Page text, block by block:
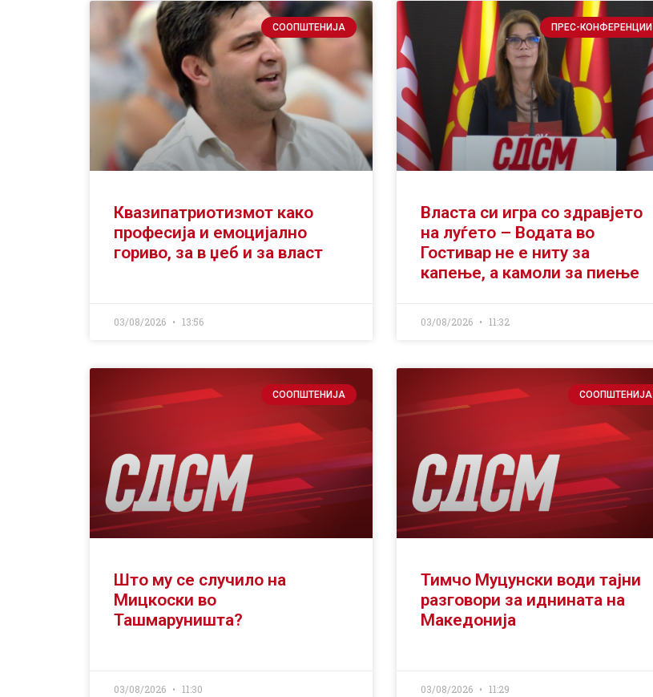
СООПШТЕНИЈА
Квазипатриотизмот како
професија и емоцијално
гориво, за в џеб и за власт
03/08/2026 13:56
ПРЕС-КОНФЕРЕНЦИИ
Власта си игра со здравјето
на луѓето – Водата во
Гостивар не е ниту за
капење, а камоли за пиење
03/08/2026 11:32
СООПШТЕНИЈА
Што му се случило на
Мицкоски во
Ташмаруништа?
03/08/2026 11:30
СООПШТЕНИЈА
Тимчо Муцунски води тајни
разговори за иднината на
Македонија
03/08/2026 11:29